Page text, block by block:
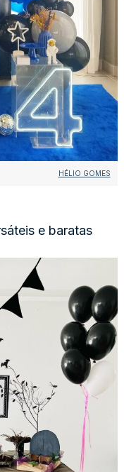
HÉLIO GOMES
e baratas